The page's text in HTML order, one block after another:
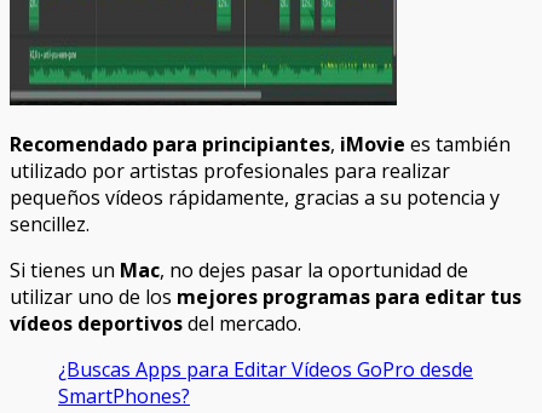
Recomendado para principiantes, iMovie es también
utilizado por artistas profesionales para realizar
pequeños vídeos rápidamente, gracias a su potencia y
sencillez.
Si tienes un Mac, no dejes pasar la oportunidad de
utilizar uno de los mejores programas para editar tus
vídeos deportivosdel mercado.
¿Buscas Apps para Editar Vídeos GoPro desde
SmartPhones?